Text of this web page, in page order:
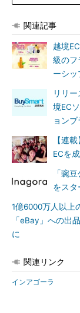
関連記事
越境
級のフ
ーシッ
リリ
境EC
ョン
【連
ECを
「豌
をスタ
1億6000万人以上
「eBay」への出
に
関連リンク
インアゴーラ